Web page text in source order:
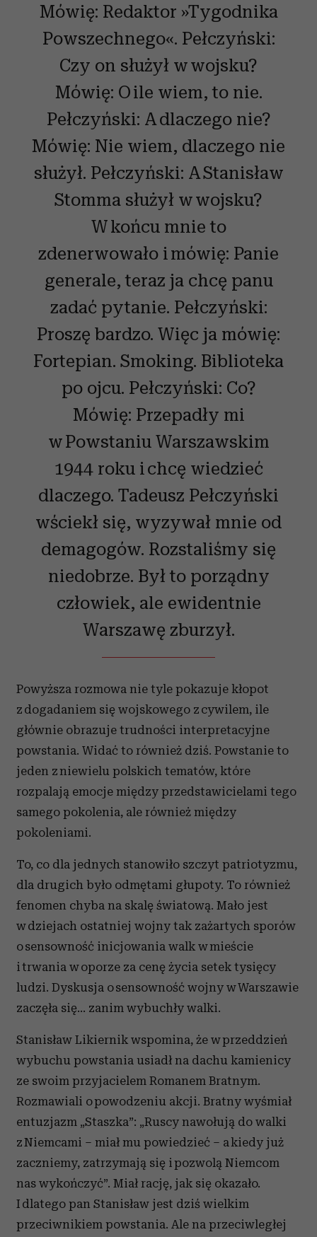
Mówię: Redaktor »Tygodnika
Powszechnego«. Pełczyński:
Czy on służył w wojsku?
Mówię: O ile wiem, to nie.
Pełczyński: A dlaczego nie?
Mówię: Nie wiem, dlaczego nie
służył. Pełczyński: A Stanisław
Stomma służył w wojsku?
W końcu mnie to
zdenerwowało i mówię: Panie
generale, teraz ja chcę panu
zadać pytanie. Pełczyński:
Proszę bardzo. Więc ja mówię:
Fortepian. Smoking. Biblioteka
po ojcu. Pełczyński: Co?
Mówię: Przepadły mi
w Powstaniu Warszawskim
1944 roku i chcę wiedzieć
dlaczego. Tadeusz Pełczyński
wściekł się, wyzywał mnie od
demagogów. Rozstaliśmy się
niedobrze. Był to porządny
człowiek, ale ewidentnie
Warszawę zburzył.
Powyższa rozmowa nie tyle pokazuje kłopot
z dogadaniem się wojskowego z cywilem, ile
głównie obrazuje trudności interpretacyjne
powstania. Widać to również dziś. Powstanie to
jeden z niewielu polskich tematów, które
rozpalają emocje między przedstawicielami tego
samego pokolenia, ale również między
pokoleniami.
To, co dla jednych stanowiło szczyt patriotyzmu,
dla drugich było odmętami głupoty. To również
fenomen chyba na skalę światową. Mało jest
w dziejach ostatniej wojny tak zażartych sporów
o sensowność inicjowania walk w mieście
i trwania w oporze za cenę życia setek tysięcy
ludzi. Dyskusja o sensowność wojny w Warszawie
zaczęła się… zanim wybuchły walki.
Stanisław Likiernik wspomina, że w przeddzień
wybuchu powstania usiadł na dachu kamienicy
ze swoim przyjacielem Romanem Bratnym.
Rozmawiali o powodzeniu akcji. Bratny wyśmiał
entuzjazm „Staszka”: „Ruscy nawołują do walki
z Niemcami – miał mu powiedzieć – a kiedy już
zaczniemy, zatrzymają się i pozwolą Niemcom
nas wykończyć”. Miał rację, jak się okazało.
I dlatego pan Stanisław jest dziś wielkim
przeciwnikiem powstania. Ale na przeciwległej